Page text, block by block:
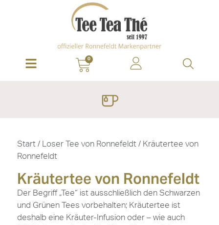
0
Start / Loser Tee von Ronnefeldt / Kräutertee von
Ronnefeldt
Kräutertee von Ronnefeldt
Der Begriff „Tee“ ist ausschließlich den Schwarzen
und Grünen Tees vorbehalten; Kräutertee ist
deshalb eine Kräuter-Infusion oder – wie auch